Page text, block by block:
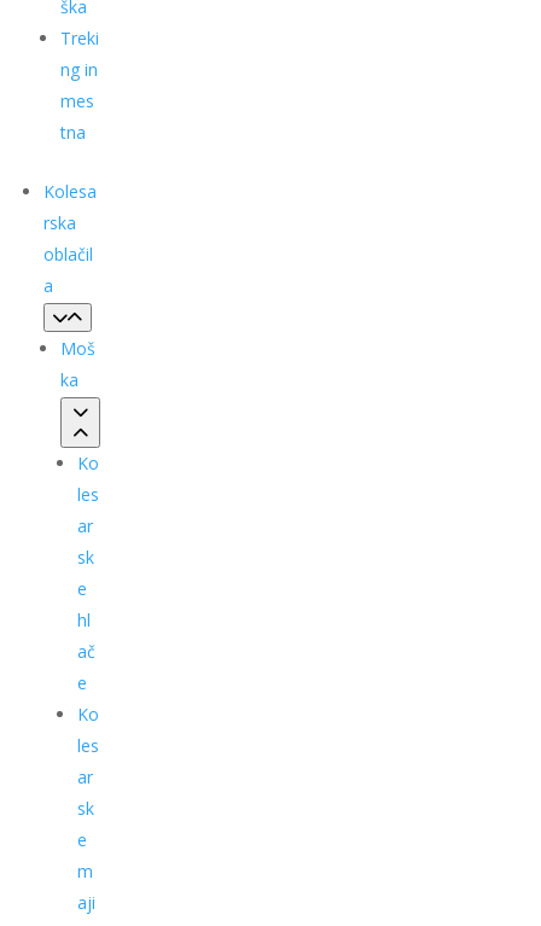
ška
Treki
ng in
mes
tna
Kolesa
rska
oblačil
a
Moš
ka
Ko
les
ar
sk
e
hl
ač
e
Ko
les
ar
sk
e
m
aji